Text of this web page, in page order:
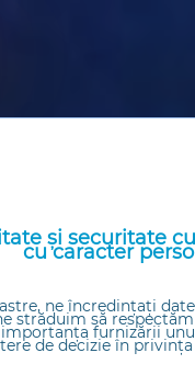
și securitate
cu caracter
ne încredințați
străduim să
furnizării
de decizie în privința